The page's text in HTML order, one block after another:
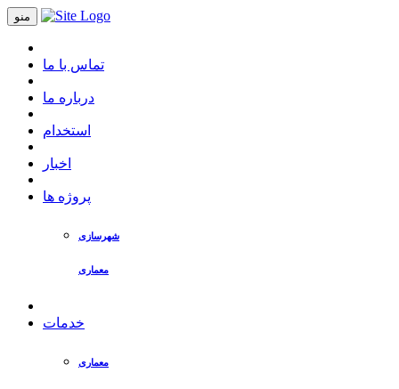
منو
تماس با ما
درباره ما
استخدام
اخبار
پروژه ها
شهرسازی
معماری
خدمات
معماری